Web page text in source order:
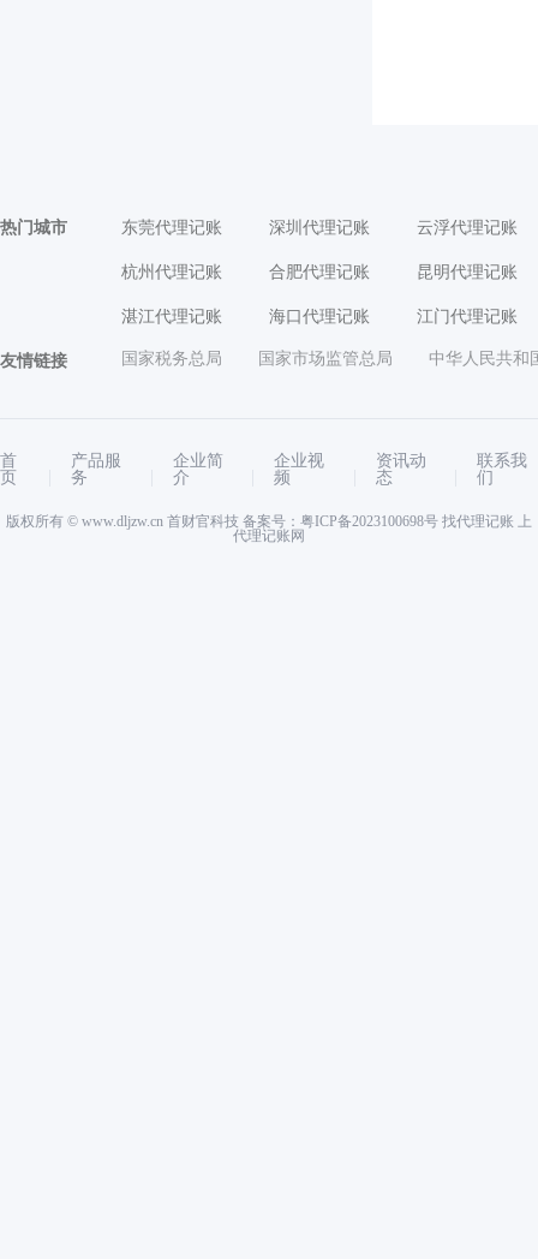
热门城市 东莞代理记账 深圳代理记账 云浮代理记账
杭州代理记账 合肥代理记账 昆明代理记账
湛江代理记账 海口代理记账 江门代理记账
友情链接 国家税务总局 国家市场监管总局 中华人民共和
首
页
产品服
务
企业简
介
企业视
频
资讯动
态
联系我
们
版权所有 © www.dljzw.cn 首财官科技 备案号： 粤ICP备2023100698号 找代理记账 上
代理记账网